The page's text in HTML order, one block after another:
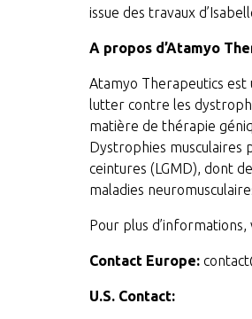
issue des travaux
A propos d’Atamyo
Atamyo Therapeutics est
lutter contre les
matière de thérapie
Dystrophies musculaires
ceintures (LGMD), dont
maladies
Pour plus d’informations,
Contact Europe:
U.S. Contact: